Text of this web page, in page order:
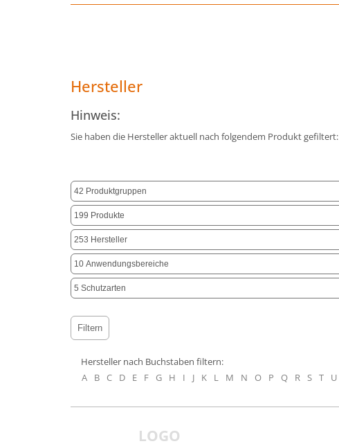
Hersteller
Hinweis:
Sie haben die Hersteller aktuell nach folgendem Produkt gefiltert:
Hersteller nach Buchstaben filtern:
A
B C D E F G H I J K L M N O P Q R S T U
LOGO